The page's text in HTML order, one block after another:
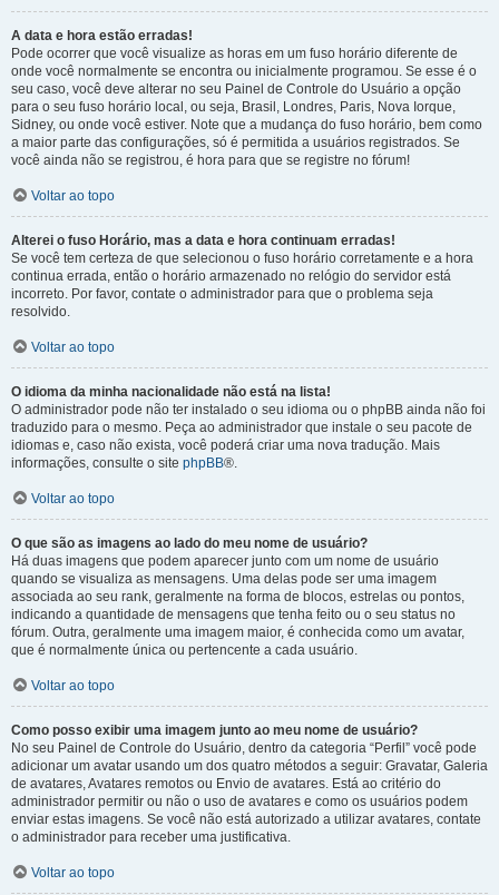
A data e hora estão erradas!
Pode ocorrer que você visualize as horas em um fuso horário diferente de
onde você normalmente se encontra ou inicialmente programou. Se esse é o
seu caso, você deve alterar no seu Painel de Controle do Usuário a opção
para o seu fuso horário local, ou seja, Brasil, Londres, Paris, Nova Iorque,
Sidney, ou onde você estiver. Note que a mudança do fuso horário, bem como
a maior parte das configurações, só é permitida a usuários registrados. Se
você ainda não se registrou, é hora para que se registre no fórum!
Voltar ao topo
Alterei o fuso Horário, mas a data e hora continuam erradas!
Se você tem certeza de que selecionou o fuso horário corretamente e a hora
continua errada, então o horário armazenado no relógio do servidor está
incorreto. Por favor, contate o administrador para que o problema seja
resolvido.
Voltar ao topo
O idioma da minha nacionalidade não está na lista!
O administrador pode não ter instalado o seu idioma ou o phpBB ainda não foi
traduzido para o mesmo. Peça ao administrador que instale o seu pacote de
idiomas e, caso não exista, você poderá criar uma nova tradução. Mais
informações, consulte o site phpBB®.
Voltar ao topo
O que são as imagens ao lado do meu nome de usuário?
Há duas imagens que podem aparecer junto com um nome de usuário
quando se visualiza as mensagens. Uma delas pode ser uma imagem
associada ao seu rank, geralmente na forma de blocos, estrelas ou pontos,
indicando a quantidade de mensagens que tenha feito ou o seu status no
fórum. Outra, geralmente uma imagem maior, é conhecida como um avatar,
que é normalmente única ou pertencente a cada usuário.
Voltar ao topo
Como posso exibir uma imagem junto ao meu nome de usuário?
No seu Painel de Controle do Usuário, dentro da categoria “Perfil” você pode
adicionar um avatar usando um dos quatro métodos a seguir: Gravatar, Galeria
de avatares, Avatares remotos ou Envio de avatares. Está ao critério do
administrador permitir ou não o uso de avatares e como os usuários podem
enviar estas imagens. Se você não está autorizado a utilizar avatares, contate
o administrador para receber uma justificativa.
Voltar ao topo